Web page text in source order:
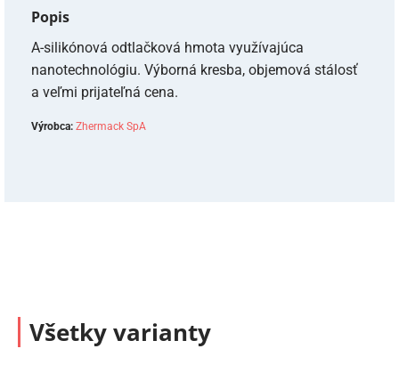
Popis
A-silikónová odtlačková hmota využívajúca
nanotechnológiu. Výborná kresba, objemová stálosť
a veľmi prijateľná cena.
Výrobca: Zhermack SpA
Všetky varianty